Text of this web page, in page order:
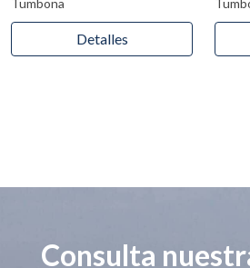
Tumbona
Detalles
Consulta